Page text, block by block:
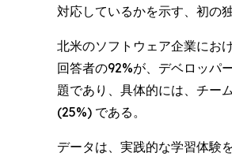
対応しているかを示す、初の
北米のソフトウェア企業にお
回答者の92%が、デベロッパ
題であり、具体的には、チー
(25%) である。
データは、実践的な学習体験